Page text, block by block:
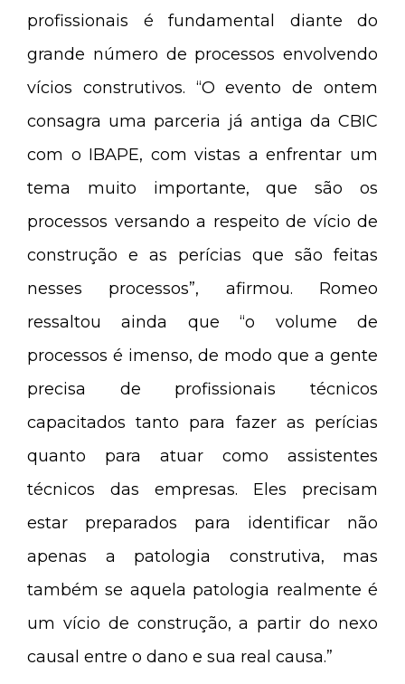
profissionais é fundamental diante do
grande número de processos envolvendo
vícios construtivos. “O evento de ontem
consagra uma parceria já antiga da CBIC
com o IBAPE, com vistas a enfrentar um
tema muito importante, que são os
processos versando a respeito de vício de
construção e as perícias que são feitas
nesses processos”, afirmou. Romeo
ressaltou ainda que “o volume de
processos é imenso, de modo que a gente
precisa de profissionais técnicos
capacitados tanto para fazer as perícias
quanto para atuar como assistentes
técnicos das empresas. Eles precisam
estar preparados para identificar não
apenas a patologia construtiva, mas
também se aquela patologia realmente é
um vício de construção, a partir do nexo
causal entre o dano e sua real causa.”